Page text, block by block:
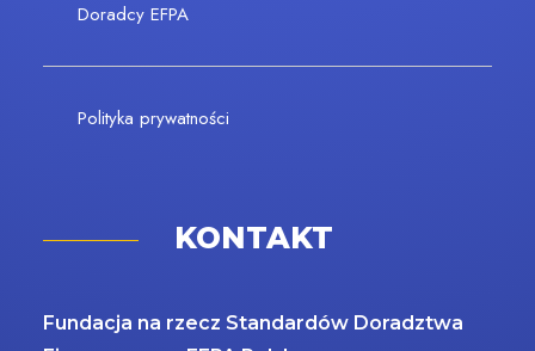
Doradcy EFPA
Polityka prywatności
KONTAKT
Fundacja na rzecz Standardów Doradztwa